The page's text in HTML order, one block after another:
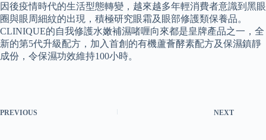
因後疫情時代的生活型態轉變，越來越多年輕消費者意識到黑眼
圈與眼周細紋的出現，積極研究眼霜及眼部修護類保養品。
CLINIQUE的自我修護水嫩補濕啫喱向來都是皇牌產品之一，全
新的第5代升級配方，加入首創的有機蘆薈酵素配方及保濕鎮靜
成份，令保濕功效維持100小時。
PREVIOUS NEXT